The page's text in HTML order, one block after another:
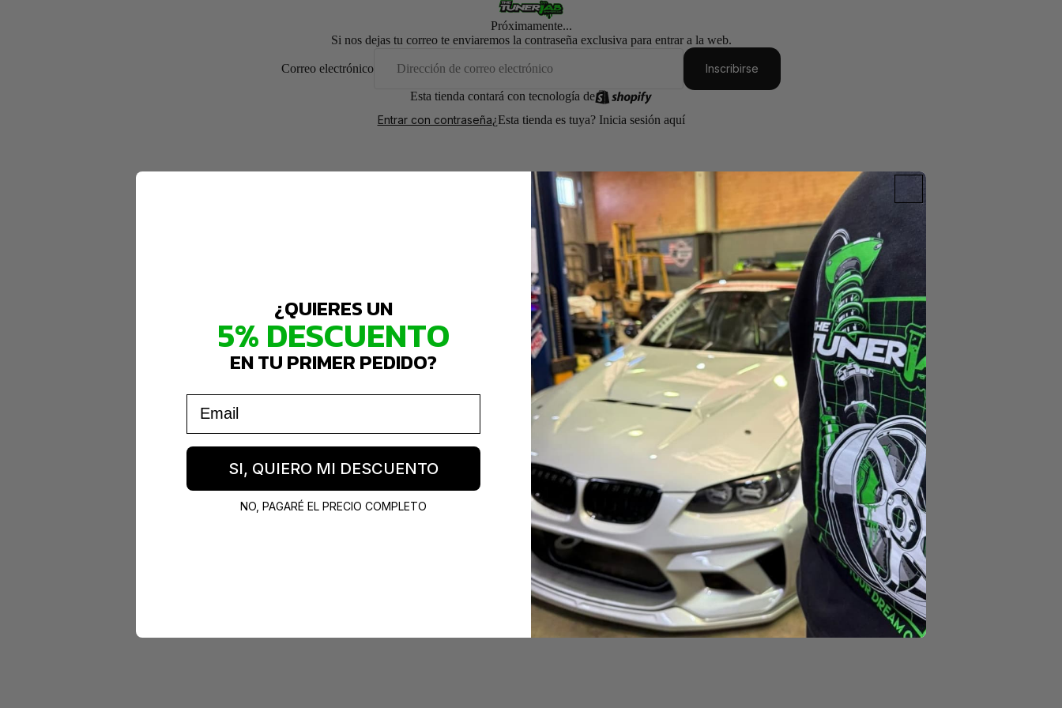
Próximamente...
Si nos dejas tu correo te enviaremos la contraseña exclusiva para entrar a la web.
Correo electrónico Inscribirse
Esta tienda contará con tecnología de
Entrar con contraseña¿Esta tienda es tuya? Inicia sesión aquí
¿QUIERES UN
5% DESCUENTO
EN TU PRIMER PEDIDO?
SI, QUIERO MI DESCUENTO
NO, PAGARÉ EL PRECIO COMPLETO